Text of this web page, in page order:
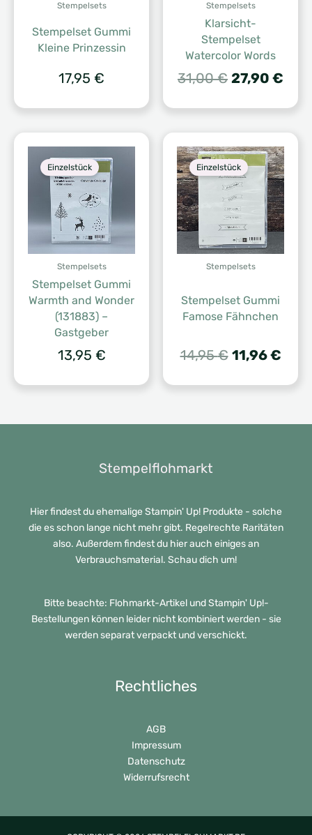
Stempelsets
Stempelset Gummi
Kleine Prinzessin
17,95 €
Stempelsets
Klarsicht-
Stempelset
Watercolor Words
31,00€
war:
31,00 €
27,90 €
ist:
Einzelstück
Stempelsets
Stempelset Gummi
Warmth and Wonder
(131883) –
Gastgeber
13,95 €
Einzelstück
Stempelsets
Stempelset Gummi
Famose Fähnchen
14,95€
war:
11,96€
ist:
Stempelflohmarkt
Hier findest du ehemalige Stampin' Up! Produkte - solche
die es schon lange nicht mehr gibt. Regelrechte Raritäten
also. Außerdem findest du hier auch einiges an
Verbrauchsmaterial. Schau dich um!
Bitte beachte: Flohmarkt-Artikel und Stampin' Up!-
Bestellungen können leider nicht kombiniert werden - sie
werden separat verpackt und verschickt.
Rechtliches
AGB
Impressum
Datenschutz
Widerrufsrecht